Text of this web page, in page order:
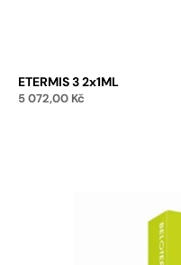
ETERMIS 3 2x1ML
5 072,00 Kč